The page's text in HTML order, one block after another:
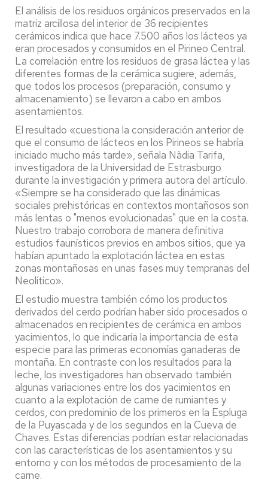
El análisis de los residuos orgánicos preservados en la
matriz arcillosa del interior de 36 recipientes
cerámicos indica que hace 7.500 años los lácteos ya
eran procesados y consumidos en el Pirineo Central.
La correlación entre los residuos de grasa láctea y las
diferentes formas de la cerámica sugiere, además,
que todos los procesos (preparación, consumo y
almacenamiento) se llevaron a cabo en ambos
asentamientos.
El resultado «cuestiona la consideración anterior de
que el consumo de lácteos en los Pirineos se habría
iniciado mucho más tarde», señala Nàdia Tarifa,
investigadora de la Universidad de Estrasburgo
durante la investigación y primera autora del artículo.
«Siempre se ha considerado que las dinámicas
sociales prehistóricas en contextos montañosos son
más lentas o "menos evolucionadas" que en la costa.
Nuestro trabajo corrobora de manera definitiva
estudios faunísticos previos en ambos sitios, que ya
habían apuntado la explotación láctea en estas
zonas montañosas en unas fases muy tempranas del
Neolítico».
El estudio muestra también cómo los productos
derivados del cerdo podrían haber sido procesados o
almacenados en recipientes de cerámica en ambos
yacimientos, lo que indicaría la importancia de esta
especie para las primeras economías ganaderas de
montaña. En contraste con los resultados para la
leche, los investigadores han observado también
algunas variaciones entre los dos yacimientos en
cuanto a la explotación de carne de rumiantes y
cerdos, con predominio de los primeros en la Espluga
de la Puyascada y de los segundos en la Cueva de
Chaves. Estas diferencias podrían estar relacionadas
con las características de los asentamientos y su
entorno y con los métodos de procesamiento de la
carne.